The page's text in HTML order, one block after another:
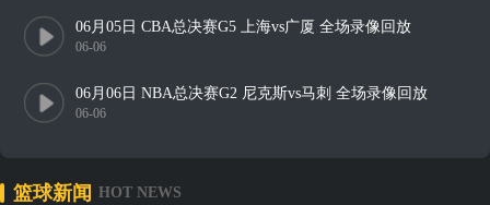
06月05日 CBA总决赛G5 上海vs广厦 全场录像回放
06-06
06月06日 NBA总决赛G2 尼克斯vs马刺 全场录像回放
06-06
篮球新闻 HOT NEWS